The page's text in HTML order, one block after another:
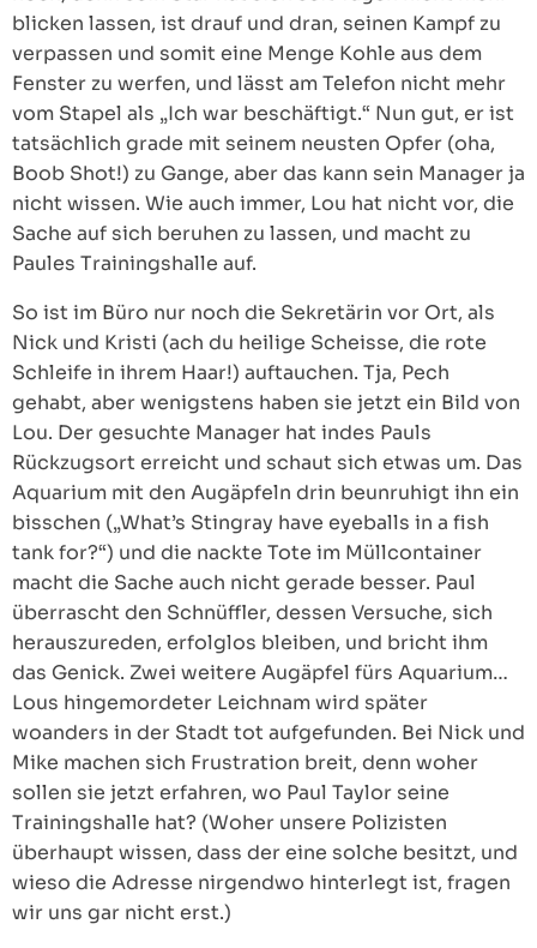
blicken lassen, ist drauf und dran, seinen Kampf zu
verpassen und somit eine Menge Kohle aus dem
Fenster zu werfen, und lässt am Telefon nicht mehr
vom Stapel als „Ich war beschäftigt.“ Nun gut, er ist
tatsächlich grade mit seinem neusten Opfer (oha,
Boob Shot!) zu Gange, aber das kann sein Manager ja
nicht wissen. Wie auch immer, Lou hat nicht vor, die
Sache auf sich beruhen zu lassen, und macht zu
Paules Trainingshalle auf.
So ist im Büro nur noch die Sekretärin vor Ort, als
Nick und Kristi (ach du heilige Scheisse, die rote
Schleife in ihrem Haar!) auftauchen. Tja, Pech
gehabt, aber wenigstens haben sie jetzt ein Bild von
Lou. Der gesuchte Manager hat indes Pauls
Rückzugsort erreicht und schaut sich etwas um. Das
Aquarium mit den Augäpfeln drin beunruhigt ihn ein
bisschen („What’s Stingray have eyeballs in a fish
tank for?“) und die nackte Tote im Müllcontainer
macht die Sache auch nicht gerade besser. Paul
überrascht den Schnüffler, dessen Versuche, sich
herauszureden, erfolglos bleiben, und bricht ihm
das Genick. Zwei weitere Augäpfel fürs Aquarium…
Lous hingemordeter Leichnam wird später
woanders in der Stadt tot aufgefunden. Bei Nick und
Mike machen sich Frustration breit, denn woher
sollen sie jetzt erfahren, wo Paul Taylor seine
Trainingshalle hat? (Woher unsere Polizisten
überhaupt wissen, dass der eine solche besitzt, und
wieso die Adresse nirgendwo hinterlegt ist, fragen
wir uns gar nicht erst.)